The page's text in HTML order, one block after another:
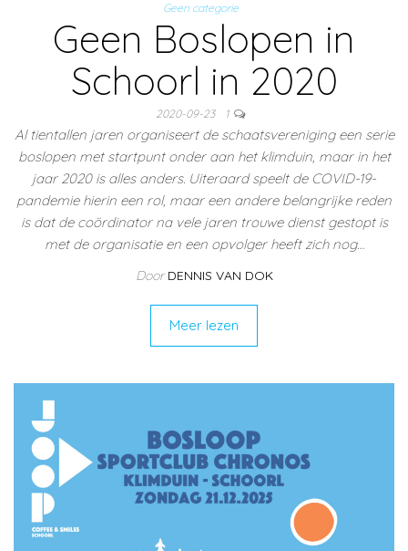
Geen categorie
Geen Boslopen in
Schoorl in 2020
2020-09-23 1
Al tientallen jaren organiseert de schaatsvereniging een serie
boslopen met startpunt onder aan het klimduin, maar in het
jaar 2020 is alles anders. Uiteraard speelt de COVID-19-
pandemie hierin een rol, maar een andere belangrijke reden
is dat de coördinator na vele jaren trouwe dienst gestopt is
met de organisatie en een opvolger heeft zich nog…
Door DENNIS VAN DOK
Meer lezen